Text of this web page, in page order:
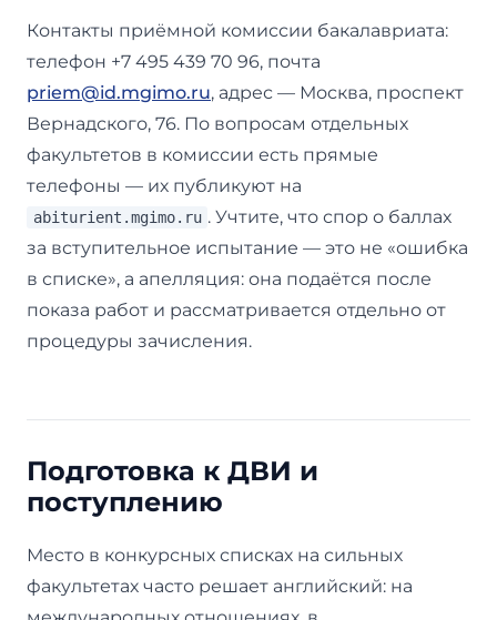
Контакты приёмной комиссии бакалавриата:
телефон +7 495 439 70 96, почта
priem@id.mgimo.ru, адрес — Москва, проспект
Вернадского, 76. По вопросам отдельных
факультетов в комиссии есть прямые
телефоны — их публикуют на
abiturient.mgimo.ru . Учтите, что спор о баллах
за вступительное испытание — это не «ошибка
в списке», а апелляция: она подаётся после
показа работ и рассматривается отдельно от
процедуры зачисления.
Подготовка к ДВИ и
поступлению
Место в конкурсных списках на сильных
факультетах часто решает английский: на